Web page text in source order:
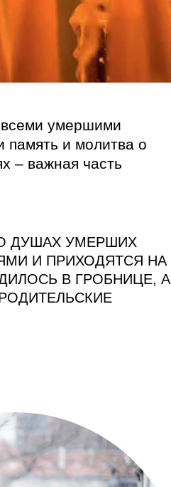
ДУШАХ УМЕРШИХ
И ПРИХОДЯТСЯ НА
В ГРОБНИЦЕ, А
умершими
память и молитва о
– важная часть